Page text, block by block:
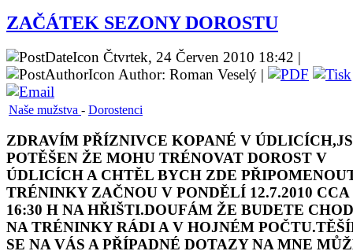
ZAČÁTEK SEZONY DOROSTU
Čtvrtek, 24 Červen 2010 18:42 |
Author: Roman Veselý |
Naše mužstva - Dorostenci
ZDRAVÍM PŘÍZNIVCE KOPANÉ V
POTĚŠEN ŽE MOHU TRÉNOVAT DOROST V
ÚDLICÍCH A CHTĚL BYCH ZDE
TRÉNINKY ZAČNOU V PONDĚLÍ 12.7.2010 CCA
16:30 H NA HŘIŠTI.DOUFÁM ŽE BUDETE
NA TRÉNINKY RÁDI A V HOJNÉM
SE NA VÁS A PŘÍPADNÉ DOTAZY NA MNE